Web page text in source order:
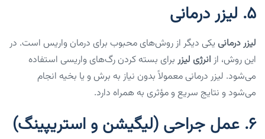
5. لیزر درمانی
لیزر درمانی یکی دیگر از روش‌های محبوب برای درمان واریس است. در
این روش، از انرژی لیزر برای بسته کردن رگ‌های واریسی استفاده
می‌شود. لیزر درمانی معمولاً بدون نیاز به برش و یا بخیه انجام
می‌شود و نتایج سریع و مؤثری به همراه دارد.
6. عمل جراحی (لیگیشن و استریپینگ)